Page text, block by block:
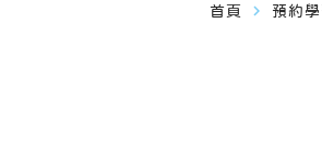
首頁 navigate_next 預約學